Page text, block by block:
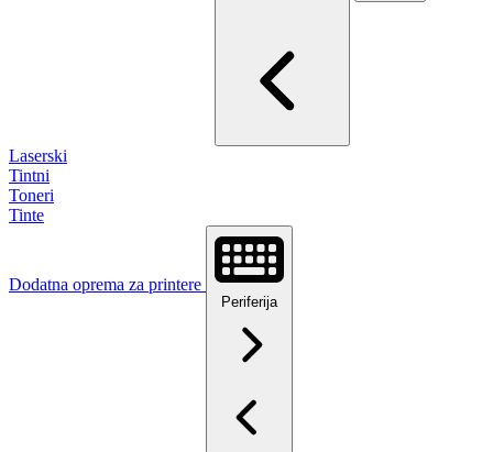
Laserski
Tintni
Toneri
Tinte
Dodatna oprema za printere
Periferija